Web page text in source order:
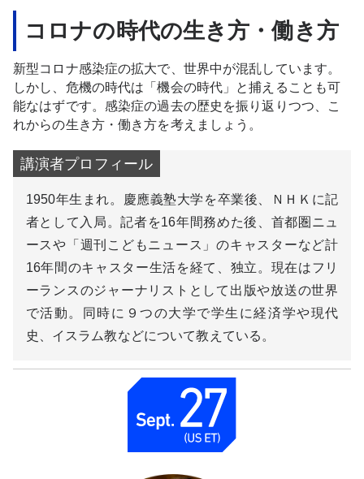
コロナの時代の生き方・働き方
新型コロナ感染症の拡大で、世界中が混乱しています。
しかし、危機の時代は「機会の時代」と捕えることも可
能なはずです。感染症の過去の歴史を振り返りつつ、こ
れからの生き方・働き方を考えましょう。
1950年生まれ。慶應義塾大学を卒業後、ＮＨＫに記
者として入局。記者を16年間務めた後、首都圏ニュ
ースや「週刊こどもニュース」のキャスターなど計
16年間のキャスター生活を経て、独立。現在はフリ
ーランスのジャーナリストとして出版や放送の世界
で活動。同時に９つの大学で学生に経済学や現代
史、イスラム教などについて教えている。